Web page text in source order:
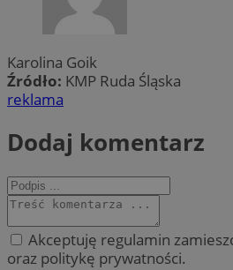
Karolina Goik
Źródło: KMP Ruda Śląska
reklama
Dodaj komentarz
Akceptuję regulamin
oraz politykę prywatności.